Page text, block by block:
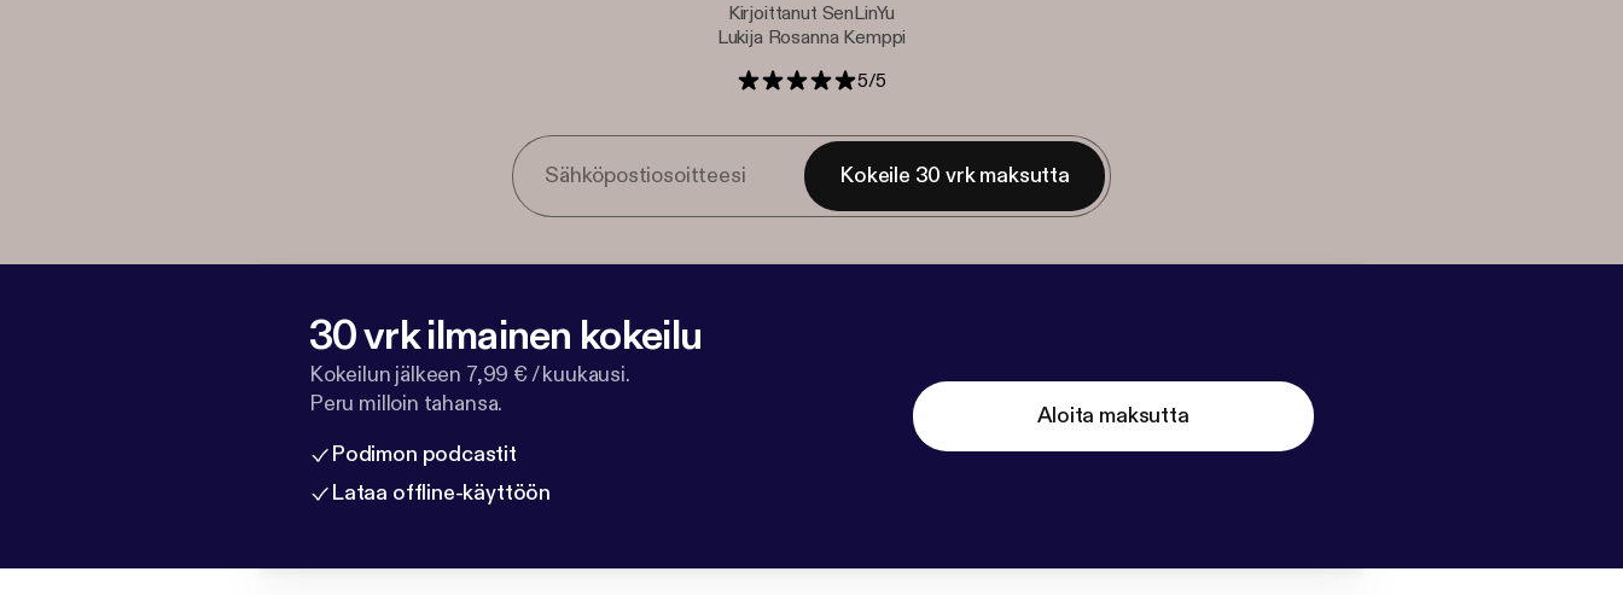
Kirjoittanut SenLinYu
Lukija Rosanna Kemppi
5/5
Kokeile 30 vrk maksutta
30 vrk ilmainen kokeilu
Kokeilun jälkeen 7,99 € / kuukausi.
Peru milloin tahansa.
Podimon podcastit
Lataa offline-käyttöön
Aloita maksutta